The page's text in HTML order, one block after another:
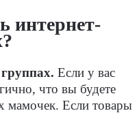
интернет-
Если у вас
что вы будете
мамочек. Если товары